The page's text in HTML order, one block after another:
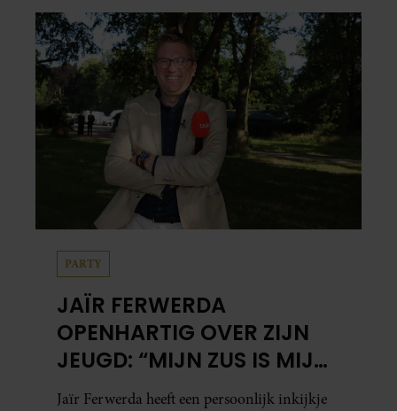
PARTY
JAÏR FERWERDA
OPENHARTIG OVER ZIJN
JEUGD: “MIJN ZUS IS MIJN
MORELE KOMPAS”
Jaïr Ferwerda heeft een persoonlijk inkijkje